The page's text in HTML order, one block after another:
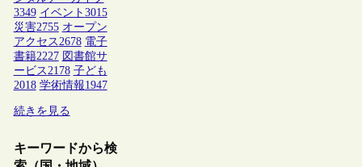
3349 イベント 3015
災害2755 オープン
アクセス2678 電子
書籍2227 図書館サ
ービス2178 子ども
2018 学術情報1947
続きを見る
キーワードから検